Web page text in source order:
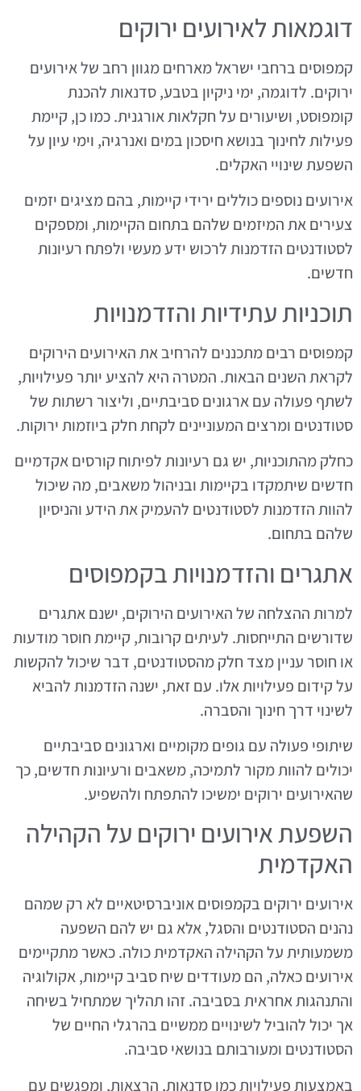
דוגמאות לאירועים ירוקים
קמפוסים ברחבי ישראל מארחים מגוון רחב של אירועים
ירוקים. לדוגמה, ימי ניקיון בטבע, סדנאות להכנת
קומפוסט, ושיעורים על חקלאות אורגנית. כמו כן, קיימת
פעילות לחינוך בנושא חיסכון במים ואנרגיה, וימי עיון על
השפעת שינויי האקלים.
אירועים נוספים כוללים ירידי קיימות, בהם מציגים יזמים
צעירים את המיזמים שלהם בתחום הקיימות, ומספקים
לסטודנטים הזדמנות לרכוש ידע מעשי ולפתח רעיונות
חדשים.
תוכניות עתידיות והזדמנויות
קמפוסים רבים מתכננים להרחיב את האירועים הירוקים
לקראת השנים הבאות. המטרה היא להציע יותר פעילויות,
לשתף פעולה עם ארגונים סביבתיים, וליצור רשתות של
סטודנטים ומרצים המעוניינים לקחת חלק ביוזמות ירוקות.
כחלק מהתוכניות, יש גם רעיונות לפיתוח קורסים אקדמיים
חדשים שיתמקדו בקיימות ובניהול משאבים, מה שיכול
להוות הזדמנות לסטודנטים להעמיק את הידע והניסיון
שלהם בתחום.
אתגרים והזדמנויות בקמפוסים
למרות ההצלחה של האירועים הירוקים, ישנם אתגרים
שדורשים התייחסות. לעיתים קרובות, קיימת חוסר מודעות
או חוסר עניין מצד חלק מהסטודנטים, דבר שיכול להקשות
על קידום פעילויות אלו. עם זאת, ישנה הזדמנות להביא
לשינוי דרך חינוך והסברה.
שיתופי פעולה עם גופים מקומיים וארגונים סביבתיים
יכולים להוות מקור לתמיכה, משאבים ורעיונות חדשים, כך
שהאירועים ירוקים ימשיכו להתפתח ולהשפיע.
השפעת אירועים ירוקים על הקהילה
האקדמית
אירועים ירוקים בקמפוסים אוניברסיטאיים לא רק שמהם
נהנים הסטודנטים והסגל, אלא גם יש להם השפעה
משמעותית על הקהילה האקדמית כולה. כאשר מתקיימים
אירועים כאלה, הם מעודדים שיח סביב קיימות, אקולוגיה
והתנהגות אחראית בסביבה. זהו תהליך שמתחיל בשיחה
אך יכול להוביל לשינויים ממשיים בהרגלי החיים של
הסטודנטים ומעורבותם בנושאי סביבה.
באמצעות פעילויות כמו סדנאות, הרצאות, ומפגשים עם